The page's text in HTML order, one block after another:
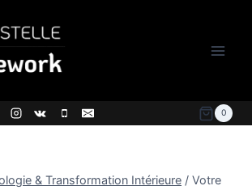
0
& Transformation Intérieure / Votre